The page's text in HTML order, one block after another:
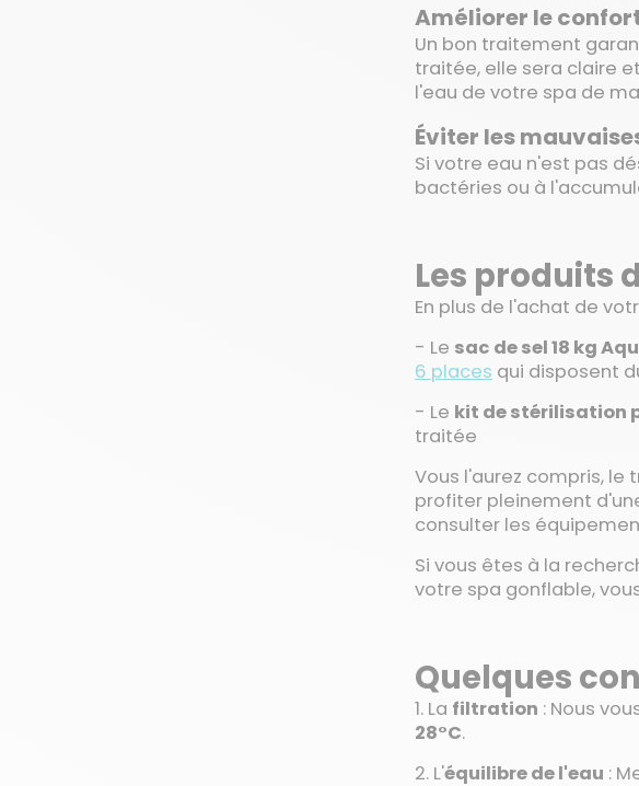
Améliorer le
Un bon traitement
traitée, elle sera claire
l'eau de votre spa de
Éviter les
Si votre eau n'est pas
bactéries ou à
Les produits
En plus de l'achat de
- Le sac de sel 18 kg
6 places qui disposent
- Le kit de stérilisation
traitée
Vous l'aurez compris,
profiter pleinement
consulter les
Si vous êtes à la
votre spa gonflable,
Quelques
1. La filtration : Nous
28°C.
2. L'équilibre de l'eau :